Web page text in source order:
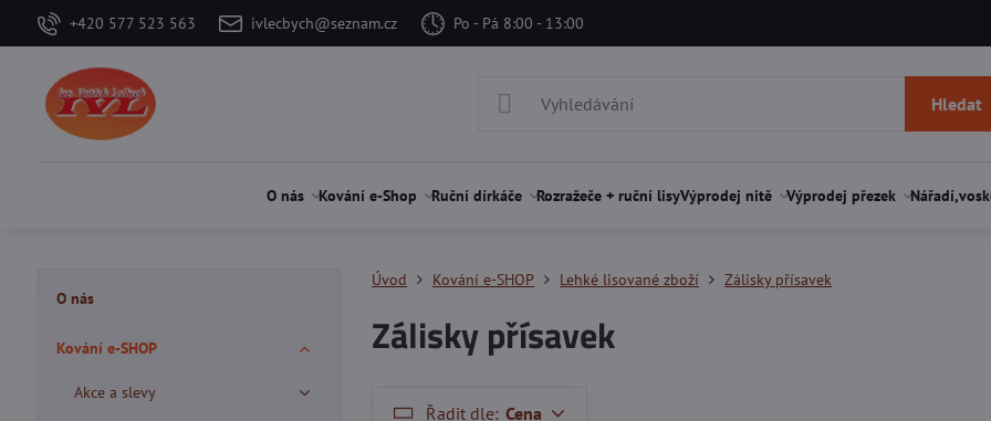
+420 577 523 563 ivlecbych@seznam.cz Po - Pá 8:00 - 13:00
Hledat
O nás Kování e-Shop Ruční dírkáče Rozražeče + ruční lisyVýprodej nitě Výprodej přezek
Úvod Kování e-SHOP Lehké lisované zboží Zálisky přísavek
Zálisky přísavek
Řadit dle: Cena
O nás
Kování e-SHOP
Akce a slevy